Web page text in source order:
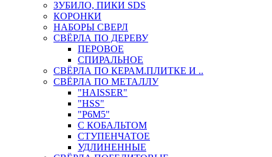
ЗУБИЛО, ПИКИ SDS
КОРОНКИ
НАБОРЫ СВЕРЛ
СВЁРЛА ПО ДЕРЕВУ
ПЕРОВОЕ
СПИРАЛЬНОЕ
СВЁРЛА ПО КЕРАМ.ПЛИТКЕ И ..
СВЁРЛА ПО МЕТАЛЛУ
"HAISSER"
"HSS"
"Р6М5"
С КОБАЛЬТОМ
СТУПЕНЧАТОЕ
УДЛИНЕННЫЕ